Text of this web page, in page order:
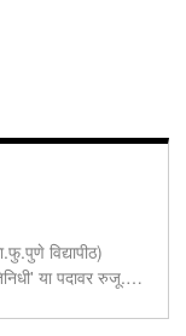
विद्यापीठ)
या पदावर रुजू.